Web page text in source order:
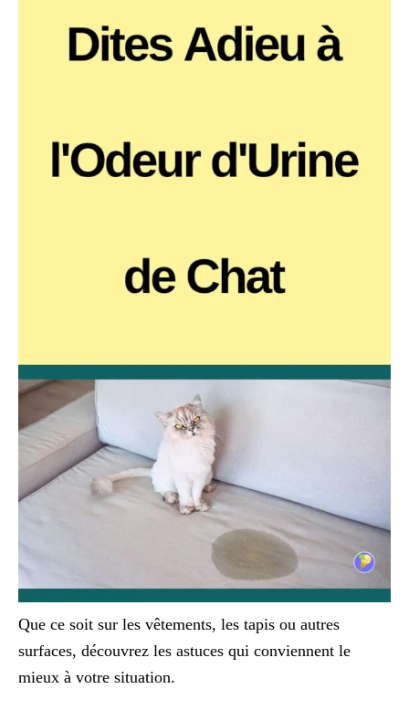
Que ce soit sur les vêtements, les tapis ou autres
surfaces, découvrez les astuces qui conviennent le
mieux à votre situation.